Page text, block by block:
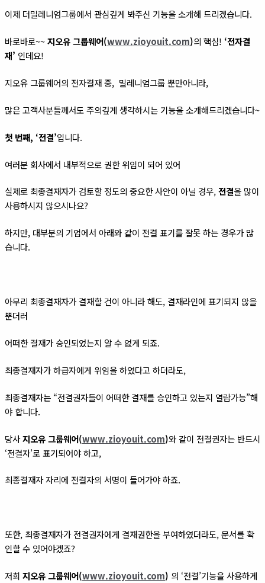
이제 더밀레니엄그룹에서 관심깊게 봐주신 기능을 소개해 드리겠습니다.
바로바로~~지오유 그룹웨어(www.zioyouit.com)의 핵심! ‘전자결
재’ 인데요!
지오유 그룹웨어의 전자결재 중, 밀레니엄그룹 뿐만아니라,
많은 고객사분들께서도 주의깊게 생각하시는 기능을 소개해드리겠습니다~
첫 번째, ‘전결’입니다.
여러분 회사에서 내부적으로 권한 위임이 되어 있어
실제로 최종결재자가 검토할 정도의 중요한 사안이 아닐 경우,전결을 많이
사용하시지 않으시나요?
하지만, 대부분의 기업에서 아래와 같이 전결 표기를 잘못 하는 경우가 많
습니다.
아무리 최종결재자가 결재할 건이 아니라 해도, 결재라인에 표기되지 않을
뿐더러
어떠한 결재가 승인되었는지 알 수 없게 되죠.
최종결재자가 하급자에게 위임을 하였다고 하더라도,
최종결재자는 “전결권자들이 어떠한 결재를 승인하고 있는지 열람가능”해
야 합니다.
당사지오유 그룹웨어(www.zioyouit.com)와 같이 전결권자는 반드시
‘전결자’로 표기되어야 하고,
최종결재자 자리에 전결자의 서명이 들어가야 하죠.
또한, 최종결재자가 전결권자에게 결재권한을 부여하였더라도, 문서를 확
인할 수 있어야겠죠?
저희 지오유 그룹웨어(www.zioyouit.com) 의 ‘전결’기능을 사용하게